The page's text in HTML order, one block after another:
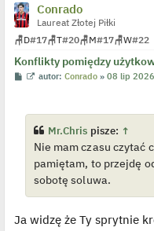
tConrado
Laureat Złotej Piłki
🪑D#17🪑T#20🪑M#17🪑W#22
Konflikty pomiędzy
P
W
i
e
t
l
o
j
e
d
n
autor:Conrado »08 lip
Mr.Chris pisze: ↑
Nie mam czasu czytać
pamiętam, to przejdę
sobotę soluwa.
Ja widzę że Ty sprytnie